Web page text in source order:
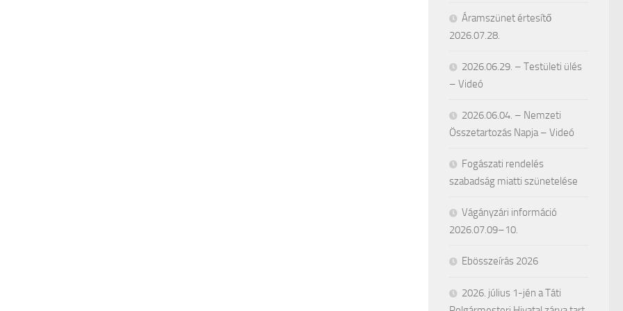
Áramszünet értesítő
2026.07.28.
2026.06.29. – Testületi ülés
– Videó
2026.06.04. – Nemzeti
Összetartozás Napja – Videó
Fogászati rendelés
szabadság miatti szünetelése
Vágányzári információ
2026.07.09–10.
Ebösszeírás 2026
2026. július 1-jén a Táti